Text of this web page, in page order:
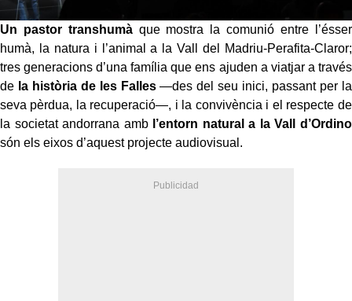
Un pastor transhumàque mostra la comunió entre l’ésser
humà, la natura i l’animal a la Vall del Madriu-Perafita-Claror;
tres generacions d’una família que ens ajuden a viatjar a través
de la història de les Falles—des del seu inici, passant per la
seva pèrdua, la recuperació—, i la convivència i el respecte de
la societat andorrana amb l’entorn natural a la Vall d’Ordino
són els eixos d’aquest projecte audiovisual.